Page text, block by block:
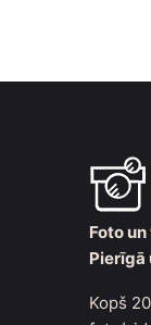
Foto
Pierīgā
Kopš